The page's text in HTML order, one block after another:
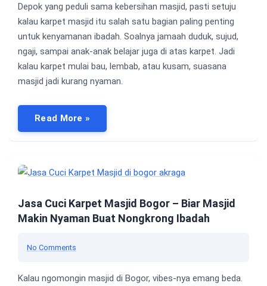
Depok yang peduli sama kebersihan masjid, pasti setuju
kalau karpet masjid itu salah satu bagian paling penting
untuk kenyamanan ibadah. Soalnya jamaah duduk, sujud,
ngaji, sampai anak-anak belajar juga di atas karpet. Jadi
kalau karpet mulai bau, lembab, atau kusam, suasana
masjid jadi kurang nyaman.
Read More »
Jasa Cuci Karpet Masjid Bogor – Biar Masjid
Makin Nyaman Buat Nongkrong Ibadah
No Comments
Kalau ngomongin masjid di Bogor, vibes-nya emang beda.